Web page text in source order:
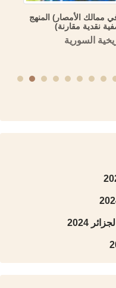
ممالك الأمصار) المنهج
نقدية مقارنة)
السورية
2024